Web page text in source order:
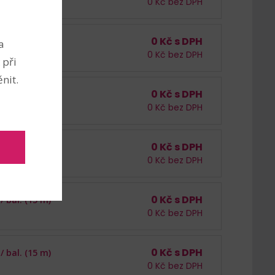
0 Kč s DPH
0 Kč bez DPH
0 Kč s DPH
0 Kč bez DPH
0 Kč s DPH
0 Kč bez DPH
/bal. (15 m) 0 Kč s DPH
0 Kč bez DPH
bal. (15 m) 0 Kč s DPH
0 Kč bez DPH
při